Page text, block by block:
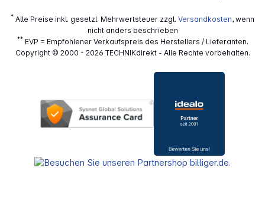
* Alle Preise inkl. gesetzl. Mehrwertsteuer zzgl. Versandkosten, wenn
nicht anders beschrieben
**EVP = Empfohlener Verkaufspreis des Herstellers / Lieferanten.
Copyright © 2000 - 2026 TECHNIKdirekt - Alle Rechte vorbehalten.